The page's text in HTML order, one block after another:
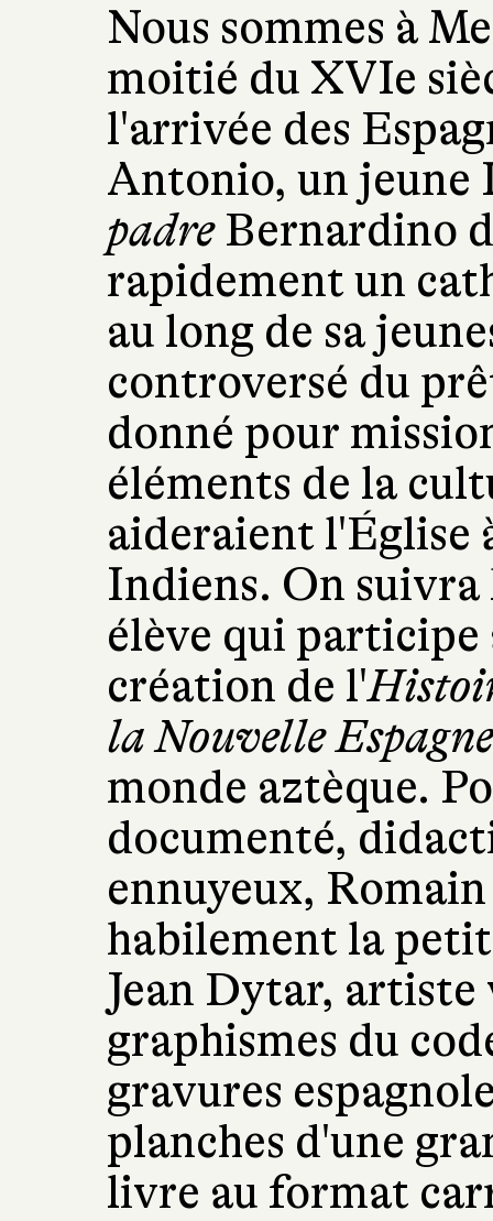
Nous sommes à
moitié du XVIe
l'arrivée des
Antonio, un jeune
padreBernardino
rapidement un
au long de sa
controversé du
donné pour
éléments de la
aideraient l'Église
Indiens. On suivra
élève qui participe
création de l'
la Nouvelle
monde aztèque.
documenté,
ennuyeux,
habilement la
Jean Dytar,
graphismes du
gravures
planches d'une
livre au format